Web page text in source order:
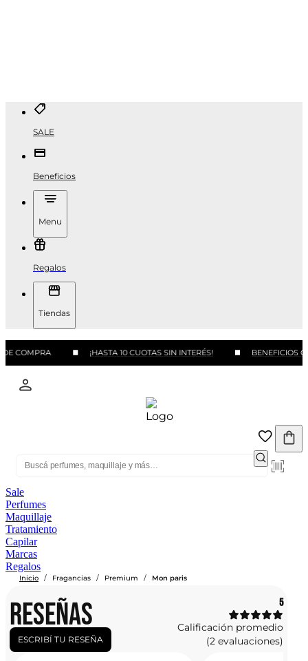
SALE
Beneficios
Menu
Regalos
Tiendas
COMPRA ¡HASTA 10 CUOTAS SIN INTERÉS! BENEFICIOS
Sale
Perfumes
Maquillaje
Tratamiento
Capilar
Marcas
Regalos
Inicio / Fragancias / Premium / Mon paris
RESEÑAS
ESCRIBÍ TU RESEÑA
5
Calificación promedio
(2 evaluaciones)